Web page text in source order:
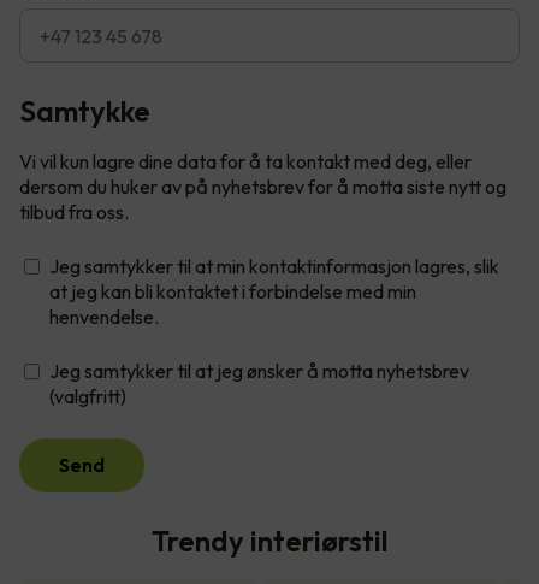
Samtykke
Vi vil kun lagre dine data for å ta kontakt med deg, eller
dersom du huker av på nyhetsbrev for å motta siste nytt og
tilbud fra oss.
Jeg samtykker til at min kontaktinformasjon lagres, slik
at jeg kan bli kontaktet i forbindelse med min
henvendelse.
Jeg samtykker til at jeg ønsker å motta nyhetsbrev
(valgfritt)
Send
Trendy interiørstil